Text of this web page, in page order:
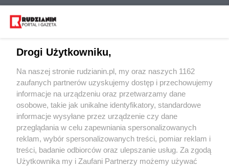
Wydawca mediów lokalnych
Nie zapomnij
zapoznać się z:
polityką prywatności regulamin korzystania z portali
Twojemiasto Skontaktuj sięz nami
Drogi Użytkowniku,
Na naszej stronie rudzianin.pl, my oraz naszych 1162
zaufanych partnerów uzyskujemy dostęp i przechowujemy
informacje na urządzeniu oraz przetwarzamy dane
osobowe, takie jak unikalne identyfikatory, standardowe
informacje wysyłane przez urządzenie czy dane
przeglądania w celu zapewniania spersonalizowanych
reklam, wybór spersonalizowanych treści, pomiar reklam i
treści, badanie odbiorców oraz ulepszanie usług. Za zgodą
Użytkownika my i Zaufani Partnerzy możemy używać